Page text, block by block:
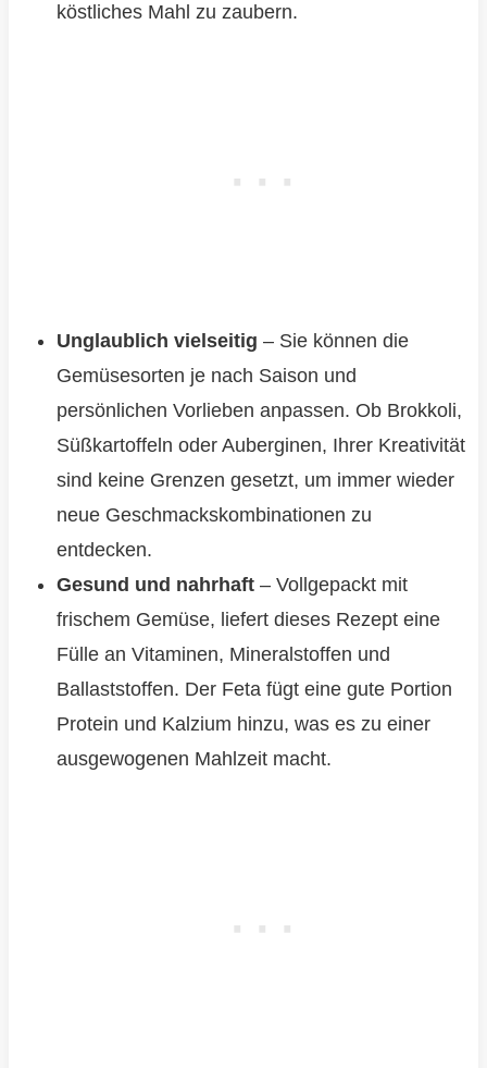
köstliches Mahl zu zaubern.
Unglaublich vielseitig – Sie können die
Gemüsesorten je nach Saison und
persönlichen Vorlieben anpassen. Ob Brokkoli,
Süßkartoffeln oder Auberginen, Ihrer Kreativität
sind keine Grenzen gesetzt, um immer wieder
neue Geschmackskombinationen zu
entdecken.
Gesund und nahrhaft– Vollgepackt mit
frischem Gemüse, liefert dieses Rezept eine
Fülle an Vitaminen, Mineralstoffen und
Ballaststoffen. Der Feta fügt eine gute Portion
Protein und Kalzium hinzu, was es zu einer
ausgewogenen Mahlzeit macht.